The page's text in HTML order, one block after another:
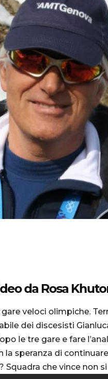
da Rosa
veloci olimpiche.
dei discesisti
le tre gare e fare
la speranza di
Squadra che vince non